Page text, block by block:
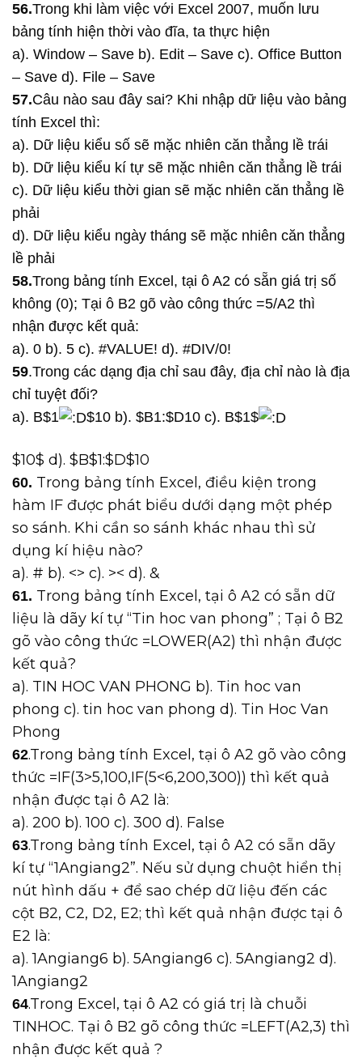
56.Trong khi làm việc với Excel 2007, muốn lưu
bảng tính hiện thời vào đĩa, ta thực hiện
a). Window – Save b). Edit – Save c). Office Button
– Save d). File – Save
57.Câu nào sau đây sai? Khi nhập dữ liệu vào bảng
tính Excel thì:
a). Dữ liệu kiểu số sẽ mặc nhiên căn thẳng lề trái
b). Dữ liệu kiểu kí tự sẽ mặc nhiên căn thẳng lề trái
c). Dữ liệu kiểu thời gian sẽ mặc nhiên căn thẳng lề
phải
d). Dữ liệu kiểu ngày tháng sẽ mặc nhiên căn thẳng
lề phải
58.Trong bảng tính Excel, tại ô A2 có sẵn giá trị số
không (0); Tại ô B2 gõ vào công thức =5/A2 thì
nhận được kết quả:
a). 0 b). 5 c). #VALUE! d). #DIV/0!
59.Trong các dạng địa chỉ sau đây, địa chỉ nào là địa
chỉ tuyệt đối?
a). B$1
$10 b). $B1:$D10 c). B$1$
$10$ d). $B$1:$D$10
60. Trong bảng tính Excel, điều kiện trong
hàm IF được phát biểu dưới dạng một phép
so sánh. Khi cần so sánh khác nhau thì sử
dụng kí hiệu nào?
a). # b). <> c). >< d). &
61. Trong bảng tính Excel, tại ô A2 có sẵn dữ
liệu là dãy kí tự “Tin hoc van phong” ; Tại ô B2
gõ vào công thức =LOWER(A2) thì nhận được
kết quả?
a). TIN HOC VAN PHONG b). Tin hoc van
phong c). tin hoc van phong d). Tin Hoc Van
Phong
62.Trong bảng tính Excel, tại ô A2 gõ vào công
thức =IF(3>5,100,IF(5<6,200,300)) thì kết quả
nhận được tại ô A2 là:
a). 200 b). 100 c). 300 d). False
63.Trong bảng tính Excel, tại ô A2 có sẵn dãy
kí tự “1Angiang2”. Nếu sử dụng chuột hiển thị
nút hình dấu + để sao chép dữ liệu đến các
cột B2, C2, D2, E2; thì kết quả nhận được tại ô
E2 là:
a). 1Angiang6 b). 5Angiang6 c). 5Angiang2 d).
1Angiang2
64.Trong Excel, tại ô A2 có giá trị là chuỗi
TINHOC. Tại ô B2 gõ công thức =LEFT(A2,3) thì
nhận được kết quả ?